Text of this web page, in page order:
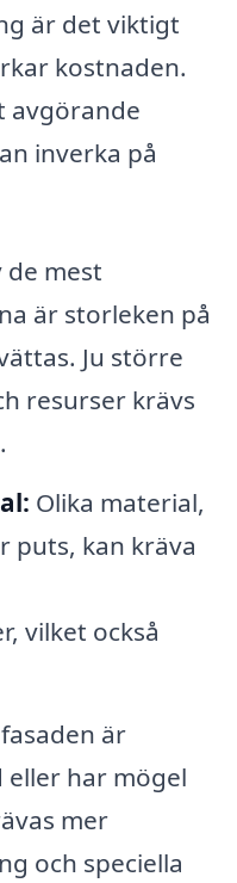
är det viktigt
kostnaden.
avgörande
inverka på
de mest
är storleken på
Ju större
resurser krävs
Olika material,
puts, kan kräva
vilket också
är
har mögel
mer
och speciella